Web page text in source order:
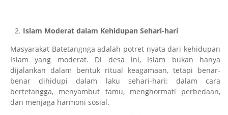
Islam Moderat dalam Kehidupan Sehari-hari
Masyarakat Batetangnga adalah potret nyata dari kehidupan
Islam yang moderat. Di desa ini, Islam bukan hanya
dijalankan dalam bentuk ritual keagamaan, tetapi benar-
benar dihidupi dalam laku sehari-hari: dalam cara
bertetangga, menyambut tamu, menghormati perbedaan,
dan menjaga harmoni sosial.